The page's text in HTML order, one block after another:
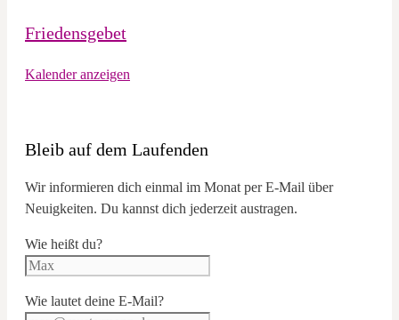
Friedensgebet
Kalender anzeigen
Bleib auf dem Laufenden
Wir informieren dich einmal im Monat per E-Mail über
Neuigkeiten. Du kannst dich jederzeit austragen.
Wie heißt du?
Wie lautet deine E-Mail?